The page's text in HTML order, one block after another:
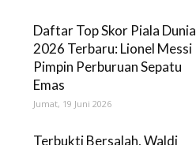
Daftar Top Skor Piala Dunia
2026 Terbaru: Lionel Messi
Pimpin Perburuan Sepatu
Emas
Jumat, 19 Juni 2026
Terbukti Bersalah, Waldi